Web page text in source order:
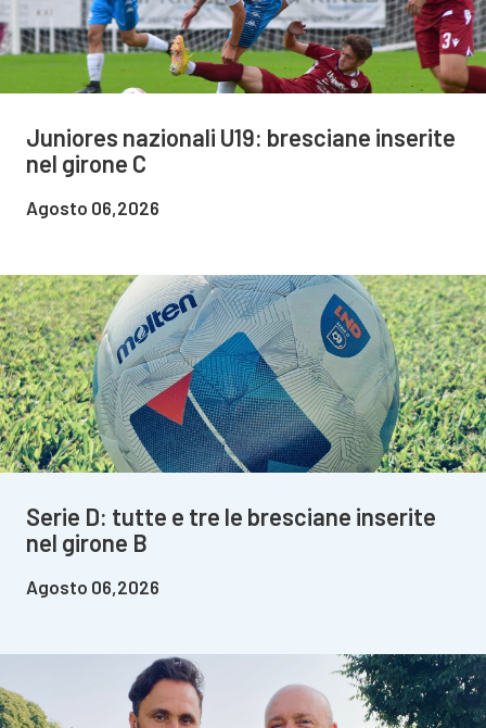
Juniores nazionali U19: bresciane inserite
nel girone C
Agosto 06,2026
Serie D: tutte e tre le bresciane inserite
nel girone B
Agosto 06,2026